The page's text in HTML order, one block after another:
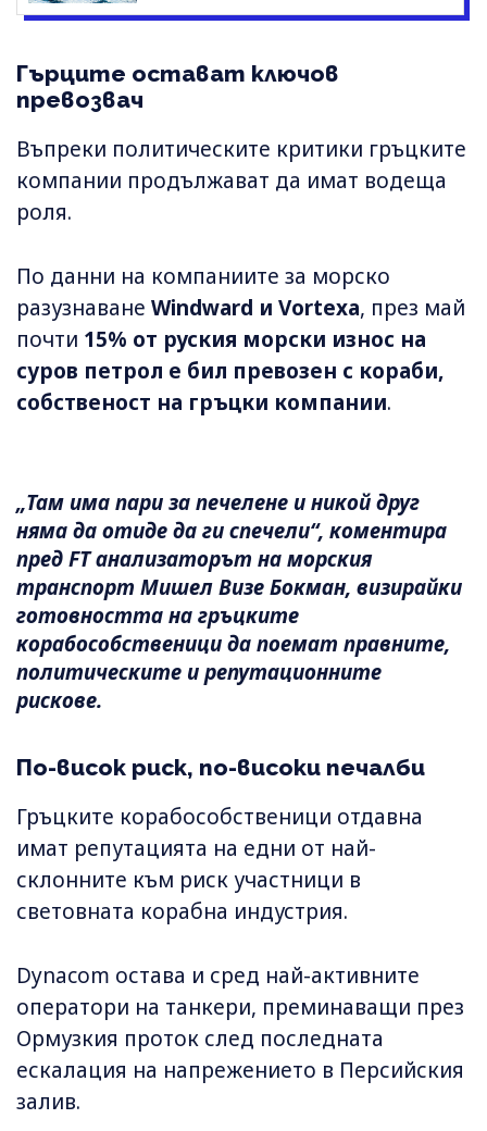
Гърците остават ключов
превозвач
Въпреки политическите критики гръцките
компании продължават да имат водеща
роля.
По данни на компаниите за морско
разузнаване Windward и Vortexa, през май
почти 15% от руския морски износ на
суров петрол е бил превозен с кораби,
собственост на гръцки компании.
„Там има пари за печелене и никой друг
няма да отиде да ги спечели“, коментира
пред FT анализаторът на морския
транспорт Мишел Визе Бокман, визирайки
готовността на гръцките
корабособственици да поемат правните,
политическите и репутационните
рискове.
По-висок риск, по-високи печалби
Гръцките корабособственици отдавна
имат репутацията на едни от най-
склонните към риск участници в
световната корабна индустрия.
Dynacom остава и сред най-активните
оператори на танкери, преминаващи през
Ормузкия проток след последната
ескалация на напрежението в Персийския
залив.